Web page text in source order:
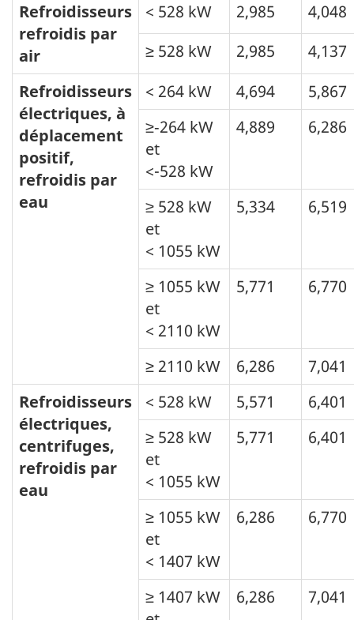
Refroidisseurs
refroidis par
air
< 528 kW 2,985
4,048
≥ 528 kW
2,985
4,137
Refroidisseurs
électriques, à
déplacement
positif,
refroidis par
eau
< 264 kW 4,694
5,867
≥‑264 kW
et
<-528 kW
4,889 6,286
≥ 528 kW
et
< 1055 kW
5,334 6,519
≥ 1055 kW
et
< 2110 kW
5,771 6,770
≥ 2110 kW 6,286
7,041
Refroidisseurs
électriques,
centrifuges,
refroidis par
eau
< 528 kW 5,571
6,401
≥ 528 kW
et
< 1055 kW
5,771 6,401
≥ 1055 kW
et
< 1407 kW
6,286 6,770
≥ 1407 kW
6,286 7,041